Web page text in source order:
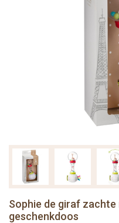
Sophie de giraf
geschenkdoos